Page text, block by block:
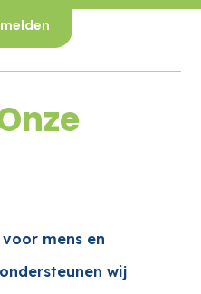
mens en
wij